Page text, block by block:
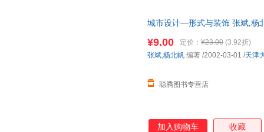
城市设计—形式与装饰 张斌,杨
¥9.00 定价： ¥23.00 (3.92折)
聪腾图书专营店
张斌,杨北帆 编著 /2002-03-01 /天津
加入购物车 收藏